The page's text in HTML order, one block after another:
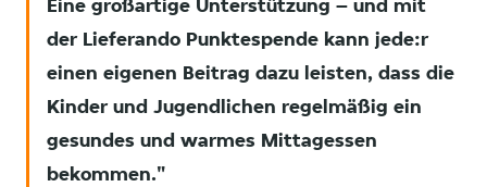
Eine großartige Unterstützung – und mit
der Lieferando Punktespende kann jede:r
einen eigenen Beitrag dazu leisten, dass die
Kinder und Jugendlichen regelmäßig ein
gesundes und warmes Mittagessen
bekommen.